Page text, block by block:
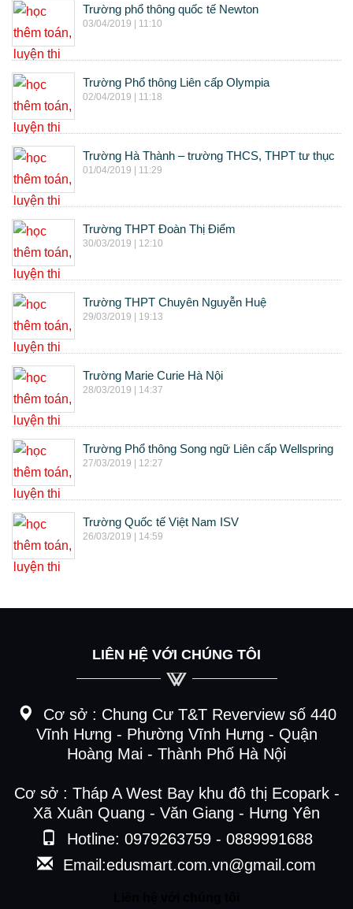
Trường phổ thông quốc tế Newton
03/04/2019 | 11:10
Trường Phổ thông Liên cấp Olympia
02/04/2019 | 11:18
Trường Hà Thành – trường THCS, THPT tư thục
01/04/2019 | 11:29
Trường THPT Đoàn Thị Điểm
30/03/2019 | 12:10
Trường THPT Chuyên Nguyễn Huệ
29/03/2019 | 19:13
Trường Marie Curie Hà Nội
28/03/2019 | 14:37
Trường Phổ thông Song ngữ Liên cấp Wellspring
27/03/2019 | 12:27
Trường Quốc tế Việt Nam ISV
26/03/2019 | 14:59
LIÊN HỆ VỚI CHÚNG TÔI
Cơ sở : Chung Cư T&T Reverview số 440
Vĩnh Hưng - Phường Vĩnh Hưng - Quận
Hoàng Mai - Thành Phố Hà Nội
Cơ sở : Tháp A West Bay khu đô thị Ecopark -
Xã Xuân Quang - Văn Giang - Hưng Yên
Hotline: 0979263759 - 0889991688
Email:edusmart.com.vn@gmail.com